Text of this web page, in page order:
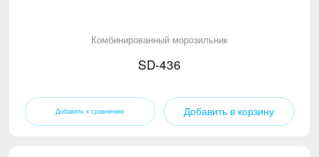
Комбинированный морозильник
SD-436
Добавить в корзину